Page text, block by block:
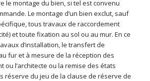
le montage du bien, si tel est convenu
Le montage d’un bien exclut, sauf
tous travaux de raccordement
et toute fixation au sol ou au mur. En ce
d’installation, le transfert de
fur et à mesure de la réception des
ou l’architecte ou la remise des états
réserve du jeu de la clause de réserve de